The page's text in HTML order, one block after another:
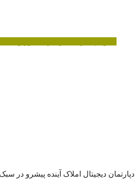
دپارتمان دیجیتال املاک آینده پیشرو در